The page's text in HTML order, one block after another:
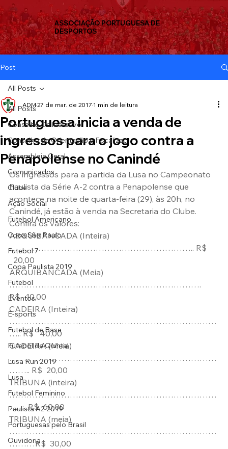
ASSOCIAÇÃO PORTUGUESA DE
DESPORTOS
Post
All Posts
Conselho Deliberativo
Conselho de Orientação e Fiscalizaç
Assembleia Geral
Comunicados
Clube
Ação Social
Futebol Americano
Copa São Paulo
Futebol 7
Copa Paulista 2019
Futebol
Eventos
E-sports
Futebol de Base
Futebol de Quintal
Lusa Run 2019
Lusa
Futebol Feminino
Paulista A2 2019
Portuguesas pelo Brasil
Ouvidoria
All Posts
Portuguesa inicia a venda de
ingressos para o jogo contra a
Penapolense no Canindé
ADM 27 de mar. de 2017 1 min de leitura
Os ingressos para a partida da Lusa no Campeonato
Paulista da Série A-2 contra a Penapolense que
acontece na noite de quarta-feira (29), às 20h, no
Canindé, já estão à venda na Secretaria do Clube.
Confira os valores:
ARQUIBANCADA (Inteira)
……………………………………………………….. R$
20,00
ARQUIBANCADA (Meia)
………………………………………………………….
R$   10,00
CADEIRA (Inteira)
………………………………………………………………
….. R$   40,00
CADEIRA (Meia)
………………………………………………………………
…….. R$  20,00
TRIBUNA (inteira)
………………………………………………………………
…….R$  60,00
TRIBUNA (meia)
………………………………………………………………
………R$  30,00